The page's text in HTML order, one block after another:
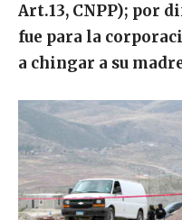
Art.13, CNPP); por
fue para la
a chingar a su